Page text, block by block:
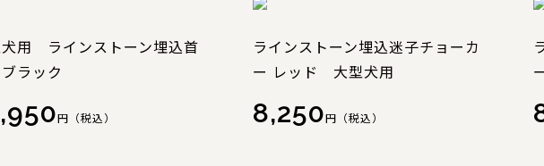
用 ラインストーン埋込首
ラック
円（税込）
ラインストーン埋込迷子チョーカ
ー レッド 大型犬用
8,250円（税込）